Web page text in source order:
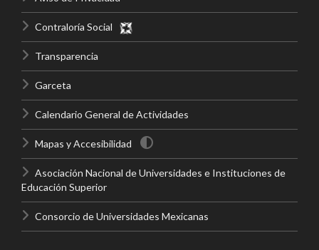
Contraloría Social
Transparencia
Garceta
Calendario General de Actividades
Mapas y Accesibilidad
Asociación Nacional de Universidades e Instituciones de
Educación Superior
Consorcio de Universidades Mexicanas